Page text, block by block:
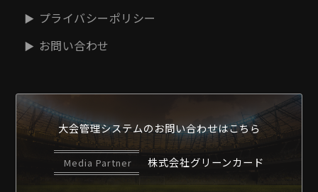
プライバシーポリシー
お問い合わせ
大会管理システムのお問い合わせはこちら
Media Partner 株式会社グリーンカード